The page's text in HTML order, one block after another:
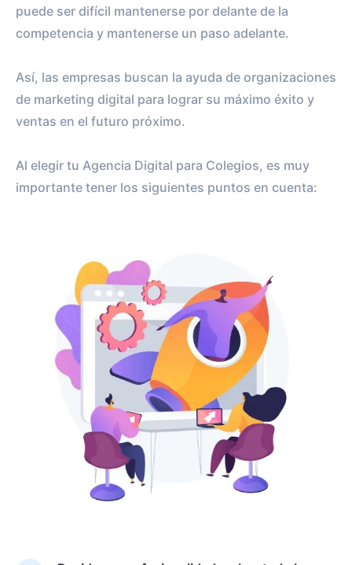
puede ser difícil mantenerse por delante de la
competencia y mantenerse un paso adelante.
Así, las empresas buscan la ayuda de organizaciones
de marketing digital para lograr su máximo éxito y
ventas en el futuro próximo.
Al elegir tu Agencia Digital para Colegios, es muy
importante tener los siguientes puntos en cuenta: